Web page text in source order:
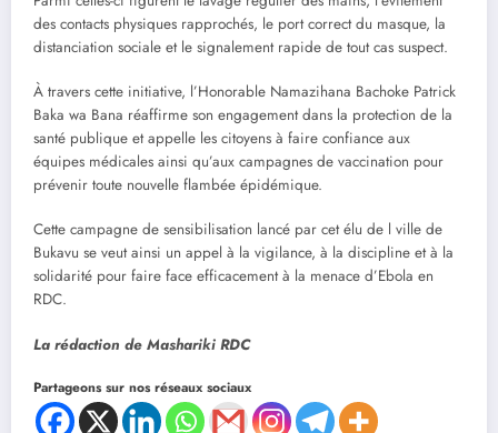
des contacts physiques rapprochés, le port correct du masque, la
distanciation sociale et le signalement rapide de tout cas suspect.
À travers cette initiative, l’Honorable Namazihana Bachoke Patrick
Baka wa Bana réaffirme son engagement dans la protection de la
santé publique et appelle les citoyens à faire confiance aux
équipes médicales ainsi qu’aux campagnes de vaccination pour
prévenir toute nouvelle flambée épidémique.
Cette campagne de sensibilisation lancé par cet élu de l ville de
Bukavu se veut ainsi un appel à la vigilance, à la discipline et à la
solidarité pour faire face efficacement à la menace d’Ebola en
RDC.
La rédaction de Mashariki RDC
Partageons sur nos réseaux sociaux